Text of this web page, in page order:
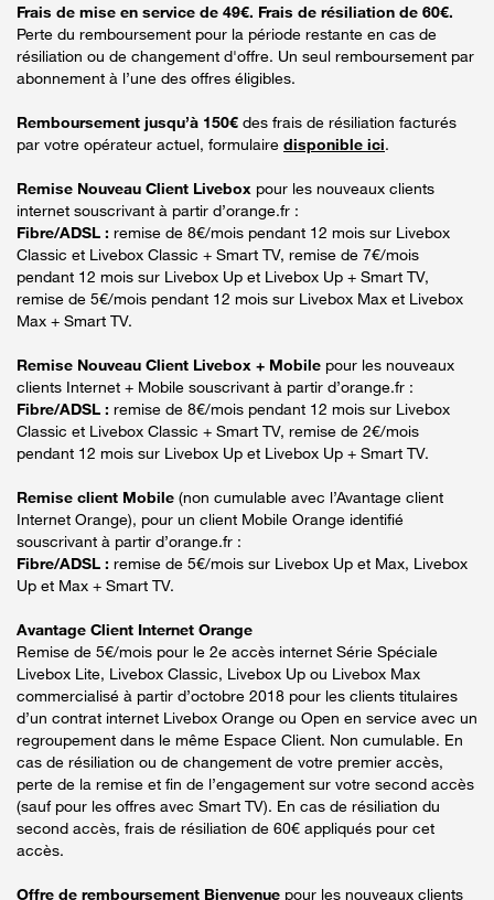
Frais de mise en service de 49€. Frais de résiliation de 60€.
Perte du remboursement pour la période restante en cas de
résiliation ou de changement d'offre. Un seul remboursement par
abonnement à l’une des offres éligibles.
Remboursement jusqu’à 150€ des frais de résiliation facturés
par votre opérateur actuel, formulaire disponible ici.
Remise Nouveau Client Livebox pour les nouveaux clients
internet souscrivant à partir d’orange.fr :
Fibre/ADSL : remise de 8€/mois pendant 12 mois sur Livebox
Classic et Livebox Classic + Smart TV, remise de 7€/mois
pendant 12 mois sur Livebox Up et Livebox Up + Smart TV,
remise de 5€/mois pendant 12 mois sur Livebox Max et Livebox
Max + Smart TV.
Remise Nouveau Client Livebox + Mobile pour les nouveaux
clients Internet + Mobile souscrivant à partir d’orange.fr :
Fibre/ADSL : remise de 8€/mois pendant 12 mois sur Livebox
Classic et Livebox Classic + Smart TV, remise de 2€/mois
pendant 12 mois sur Livebox Up et Livebox Up + Smart TV.
Remise client Mobile (non cumulable avec l’Avantage client
Internet Orange), pour un client Mobile Orange identifié
souscrivant à partir d’orange.fr :
Fibre/ADSL : remise de 5€/mois sur Livebox Up et Max, Livebox
Up et Max + Smart TV.
Avantage Client Internet Orange
Remise de 5€/mois pour le 2e accès internet Série Spéciale
Livebox Lite, Livebox Classic, Livebox Up ou Livebox Max
commercialisé à partir d’octobre 2018 pour les clients titulaires
d’un contrat internet Livebox Orange ou Open en service avec un
regroupement dans le même Espace Client. Non cumulable. En
cas de résiliation ou de changement de votre premier accès,
perte de la remise et fin de l’engagement sur votre second accès
(sauf pour les offres avec Smart TV). En cas de résiliation du
second accès, frais de résiliation de 60€ appliqués pour cet
accès.
Offre de remboursement Bienvenue pour les nouveaux clients